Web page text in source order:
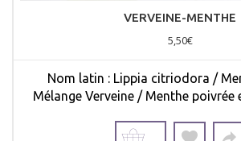
VERVEINE-MENTHE
5,50€
Nom latin : Lippia citriodora /
Mélange Verveine / Menthe poivrée